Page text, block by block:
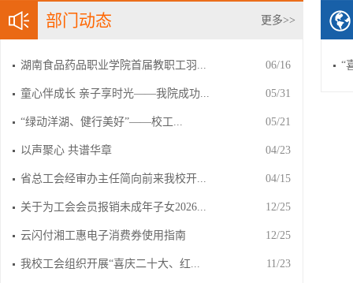
部门动态 更多>>
湖南食品药品职业学院首届教职工羽... 06/16
童心伴成长 亲子享时光——我院成功... 05/31
​“绿动洋湖、健行美好”——校工... 05/21
以声聚心 共谱华章 04/23
省总工会经审办主任简向前来我校开... 04/15
关于为工会会员报销未成年子女2026... 12/25
云闪付湘工惠电子消费券使用指南 12/25
我校工会组织开展“喜庆二十大、红... 11/23
“